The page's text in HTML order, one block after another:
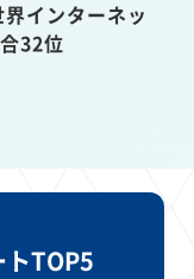
インターネッ
32位
TOP5